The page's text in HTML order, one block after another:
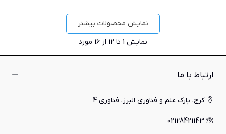
نمایش محصولات بیشتر
نمایش 1 تا 12 از 16 مورد
ارتباط با ما
کرج، پارک علم و فناوری البرز، فناوری 4
02128421143